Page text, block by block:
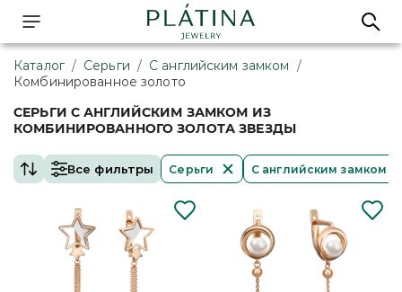
Каталог / Серьги / С английским замком /
Комбинированное золото
СЕРЬГИ С АНГЛИЙСКИМ ЗАМКОМ ИЗ
КОМБИНИРОВАННОГО ЗОЛОТА ЗВЕЗДЫ
Все фильтры Серьги С английским замком